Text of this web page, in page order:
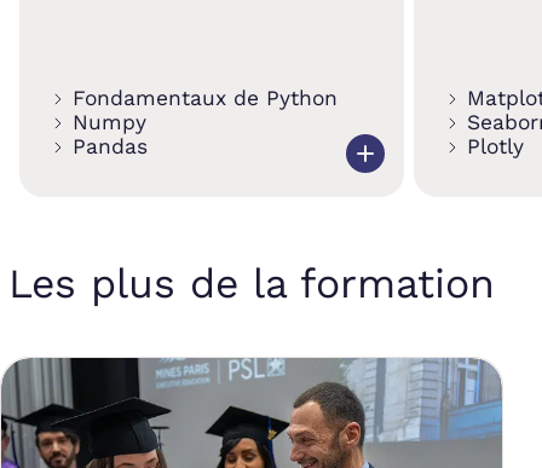
Fondamentaux de Python
Numpy
Pandas
Plotly
Les plus de la formation